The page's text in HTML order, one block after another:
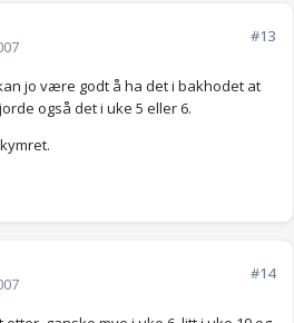
#13
jo være godt å ha det i bakhodet at
også det i uke 5 eller 6.
#14